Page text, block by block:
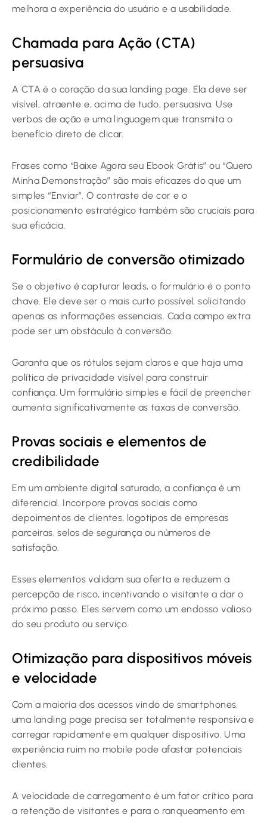
melhora a experiência do usuário e a usabilidade.
Chamada para Ação (CTA)
persuasiva
A CTA é o coração da sua landing page. Ela deve ser
visível, atraente e, acima de tudo, persuasiva. Use
verbos de ação e uma linguagem que transmita o
benefício direto de clicar.
Frases como “Baixe Agora seu Ebook Grátis” ou “Quero
Minha Demonstração” são mais eficazes do que um
simples “Enviar”. O contraste de cor e o
posicionamento estratégico também são cruciais para
sua eficácia.
Formulário de conversão otimizado
Se o objetivo é capturar leads, o formulário é o ponto
chave. Ele deve ser o mais curto possível, solicitando
apenas as informações essenciais. Cada campo extra
pode ser um obstáculo à conversão.
Garanta que os rótulos sejam claros e que haja uma
política de privacidade visível para construir
confiança. Um formulário simples e fácil de preencher
aumenta significativamente as taxas de conversão.
Provas sociais e elementos de
credibilidade
Em um ambiente digital saturado, a confiança é um
diferencial. Incorpore provas sociais como
depoimentos de clientes, logotipos de empresas
parceiras, selos de segurança ou números de
satisfação.
Esses elementos validam sua oferta e reduzem a
percepção de risco, incentivando o visitante a dar o
próximo passo. Eles servem como um endosso valioso
do seu produto ou serviço.
Otimização para dispositivos móveis
e velocidade
Com a maioria dos acessos vindo de smartphones,
uma landing page precisa ser totalmente responsiva e
carregar rapidamente em qualquer dispositivo. Uma
experiência ruim no mobile pode afastar potenciais
clientes.
A velocidade de carregamento é um fator crítico para
a retenção de visitantes e para o ranqueamento em